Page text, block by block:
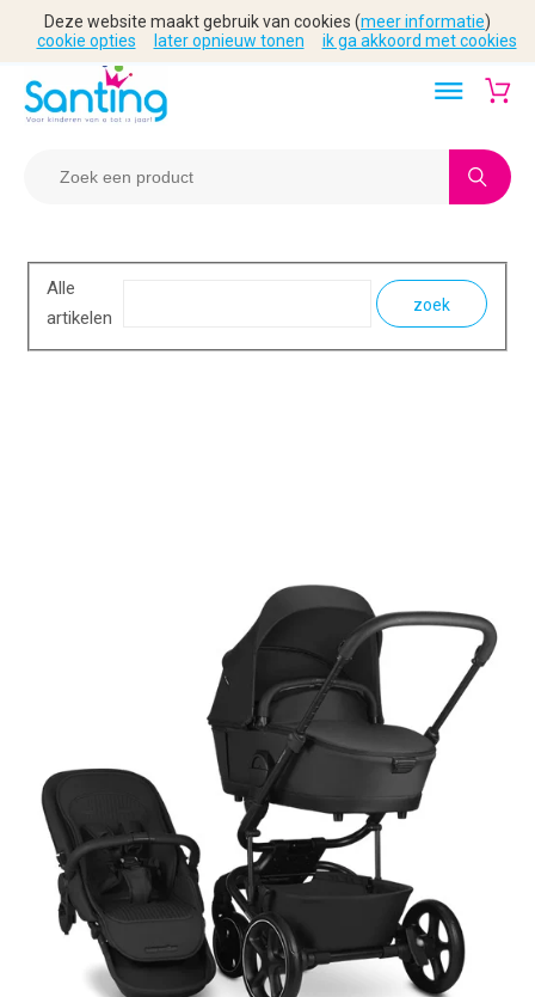
Alle
artikelen
zoek
Deze website maakt gebruik van cookies (meer informatie)
cookie opties
later opnieuw tonen ik ga akkoord met cookies